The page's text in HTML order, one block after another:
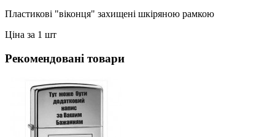
Пластикові "віконця" захищені шкіряною рамкою
Ціна за 1 шт
Рекомендовані товари